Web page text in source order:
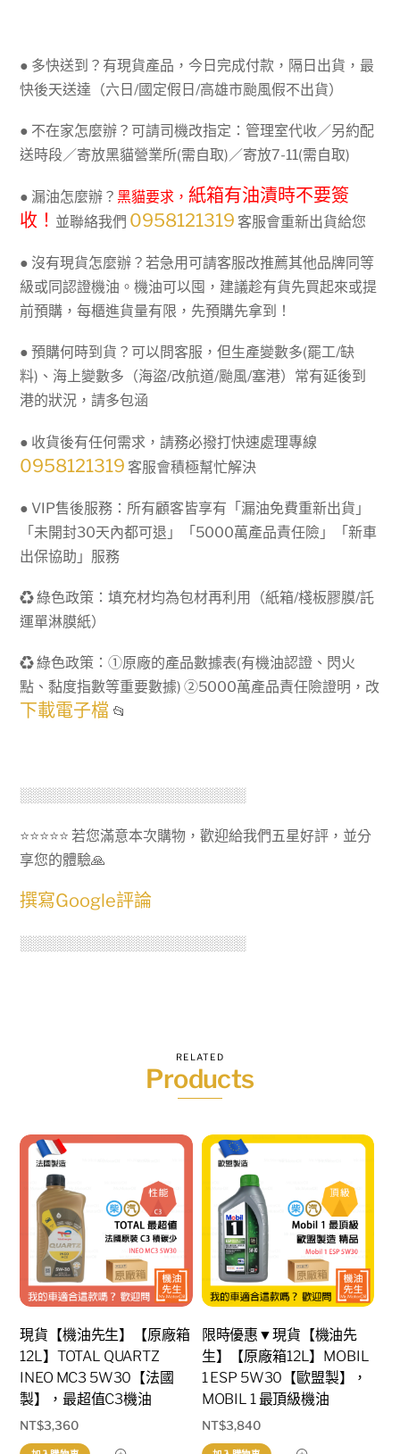
● 多快送到？有現貨產品，今日完成付款，隔日出貨，最
快後天送達（六日/國定假日/高雄市颱風假不出貨）
● 不在家怎麼辦？可請司機改指定：管理室代收／另約配
送時段／寄放黑貓營業所(需自取)／寄放7-11(需自取)
● 漏油怎麼辦？黑貓要求， 紙箱有油漬時不要簽
收！ 並聯絡我們 0958121319 客服會重新出貨給您
● 沒有現貨怎麼辦？若急用可請客服改推薦其他品牌同等
級或同認證機油。機油可以囤，建議趁有貨先買起來或提
前預購，每櫃進貨量有限，先預購先拿到！
● 預購何時到貨？可以問客服，但生產變數多(罷工/缺
料)、海上變數多（海盜/改航道/颱風/塞港）常有延後到
港的狀況，請多包涵
● 收貨後有任何需求，請務必撥打快速處理專線
0958121319 客服會積極幫忙解決
● VIP售後服務：所有顧客皆享有「漏油免費重新出貨」
「未開封30天內都可退」「5000萬產品責任險」「新車
出保協助」服務
♻ 綠色政策：填充材均為包材再利用（紙箱/棧板膠膜/託
運單淋膜紙）
♻ 綠色政策：①原廠的產品數據表(有機油認證、閃火
點、黏度指數等重要數據) ②5000萬產品責任險證明，改
下載電子檔 📂
░░░░░░░░░░░░░░░░░░░░░░░
⭐⭐⭐⭐⭐ 若您滿意本次購物，歡迎給我們五星好評，並分
享您的體驗🙏
撰寫Google評論
░░░░░░░░░░░░░░░░░░░░░░░
RELATED
Products
現貨【機油先生】【原廠箱
12L】TOTAL QUARTZ
INEO MC3 5W30【法國
製】，最超值C3機油
NT$3,360
限時優惠▼現貨【機油先
生】【原廠箱12L】MOBIL
1 ESP 5W30【歐盟製】，
MOBIL 1 最頂級機油
NT$3,840